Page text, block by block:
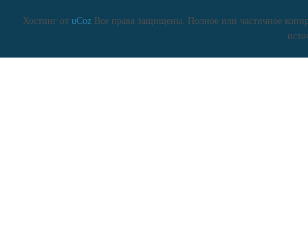
Хостинг от uCozВсе права защищены. Полное или частичное